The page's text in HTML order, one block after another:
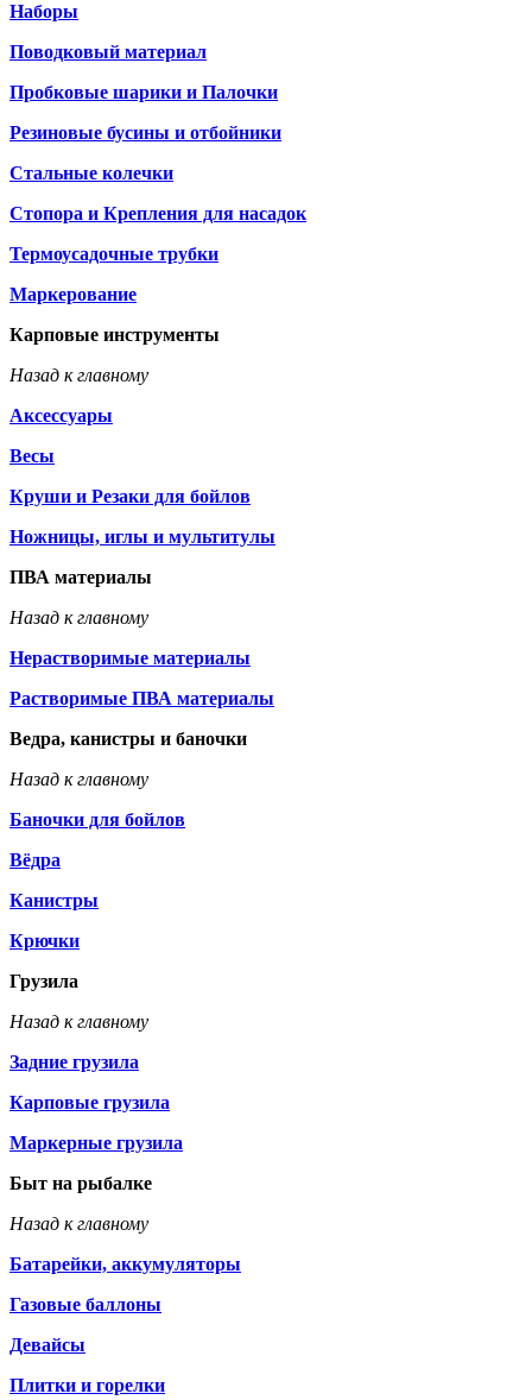
Наборы
Поводковый материал
Пробковые шарики и Палочки
Резиновые бусины и отбойники
Стальные колечки
Стопора и Крепления для насадок
Термоусадочные трубки
Маркерование
Карповые инструменты
Назад к главному
Аксессуары
Весы
Круши и Резаки для бойлов
Ножницы, иглы и мультитулы
ПВА материалы
Назад к главному
Нерастворимые материалы
Растворимые ПВА материалы
Ведра, канистры и баночки
Назад к главному
Баночки для бойлов
Вёдра
Канистры
Крючки
Грузила
Назад к главному
Задние грузила
Карповые грузила
Маркерные грузила
Быт на рыбалке
Назад к главному
Батарейки, аккумуляторы
Газовые баллоны
Девайсы
Плитки и горелки